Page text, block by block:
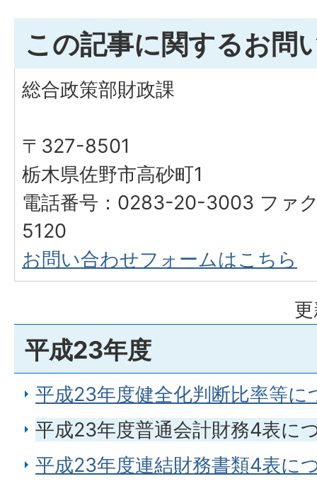
この記事に関するお問
総合政策部財政課
〒327-8501
栃木県佐野市高砂町1
電話番号：0283-20-3003 ファ
5120
お問い合わせフォームはこちら
平成23年度
平成23年度健全化判断比率等に
平成23年度普通会計財務4表に
平成23年度連結財務書類4表に